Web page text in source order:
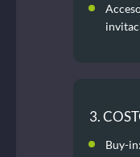
3.
Buy-